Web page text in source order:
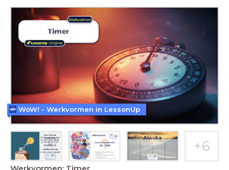
WoW! - Werkvormen in LessonUp